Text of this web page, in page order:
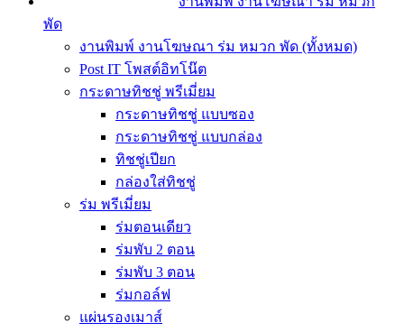
พัด
งานพิมพ์ งานโฆษณา ร่ม หมวก พัด (ทั้งหมด)
Post IT โพสต์อิทโน๊ต
กระดาษทิชชู่ พรีเมี่ยม
กระดาษทิชชู่ แบบซอง
กระดาษทิชชู่ แบบกล่อง
ทิชชู่เปียก
กล่องใส่ทิชชู่
ร่ม พรีเมี่ยม
ร่มตอนเดียว
ร่มพับ 2 ตอน
ร่มพับ 3 ตอน
ร่มกอล์ฟ
แผ่นรองเมาส์